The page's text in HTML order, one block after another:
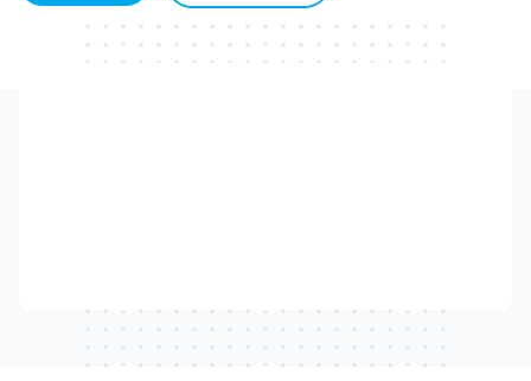
Watch our video to learn more